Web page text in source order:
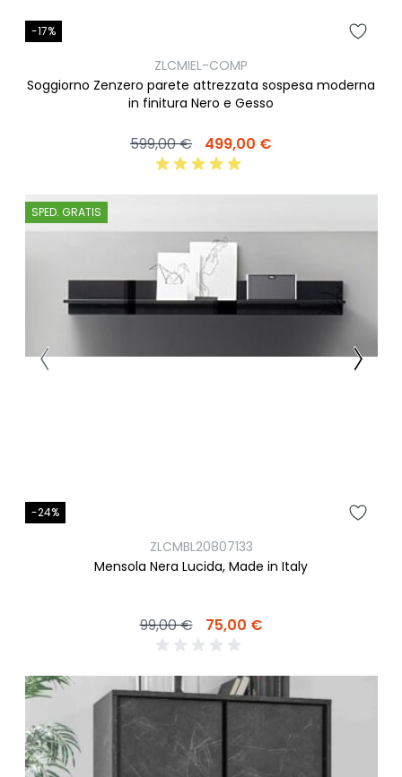
-17%
ZLCMIEL-COMP
Soggiorno Zenzero parete attrezzata sospesa moderna
in finitura Nero e Gesso
599,00 € 499,00 €
SPED. GRATIS
-24%
ZLCMBL20807133
Mensola Nera Lucida, Made in Italy
99,00 € 75,00 €